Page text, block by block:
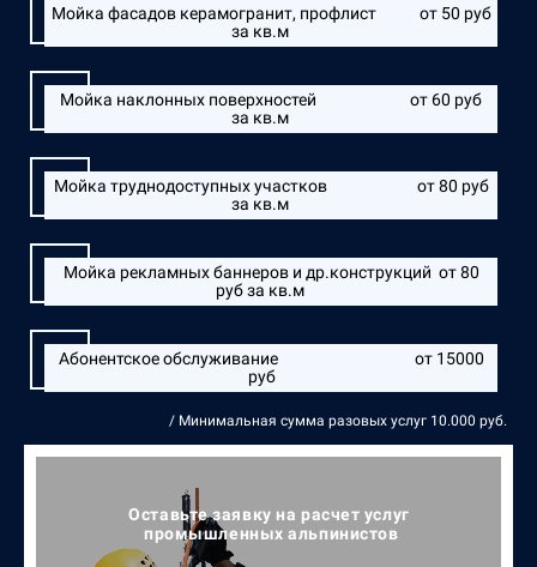
Мойка фасадов керамогранит, профлист от 50 руб
за кв.м
Мойка наклонных поверхностей от 60 руб
за кв.м
Мойка труднодоступных участков от 80 руб
за кв.м
Мойка рекламных баннеров и др.конструкций от 80
руб за кв.м
Абонентское обслуживание от 15000
руб
/ Минимальная сумма разовых услуг 10.000 руб.
Оставьте заявку на расчет услуг
промышленных альпинистов